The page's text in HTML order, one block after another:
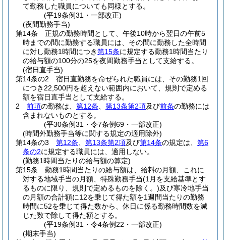
て勤務した職員についても同様とする。
(平19条例31・一部改正)
(夜間勤務手当)
第14条
正規の勤務時間として、午後10時から翌日の午前5
時までの間に勤務する職員には、その間に勤務した全時間
に対し勤務1時間につき第15条に規定する勤務1時間当たり
の給与額の100分の25を夜間勤務手当として支給する。
(宿日直手当)
第14条の2
宿日直勤務を命ぜられた職員には、その勤務1回
につき22,500円を超えない範囲内において、規則で定める
額を宿日直手当として支給する。
2
前項の勤務は、 第12条 第13条第2項及び前条の勤務には
含まれないものとする。
(平30条例31・令7条例69・一部改正)
(時間外勤務手当等に関する規定の適用除外)
第14条の3
第12条 第13条第2項及び第14条の規定は、 第6
条の2に規定する職員には、適用しない。
(勤務1時間当たりの給与額の算定)
第15条
勤務1時間当たりの給与額は、給料の月額、これに
対する地域手当の月額、特殊勤務手当(1月を支給基準とす
るものに限り、規則で定めるものを除く。)及び寒冷地手当
の月額の合計額に12を乗じて得た額を1週間当たりの勤務
時間に52を乗じて得た数から、休日に係る勤務時間数を減
じた数で除して得た額とする。
(平19条例31・令4条例22・一部改正)
(期末手当)